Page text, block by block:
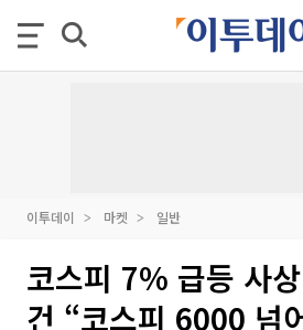
이투데이 마켓 일반
코스피 7% 급등 사
건 “코스피 6000 넘